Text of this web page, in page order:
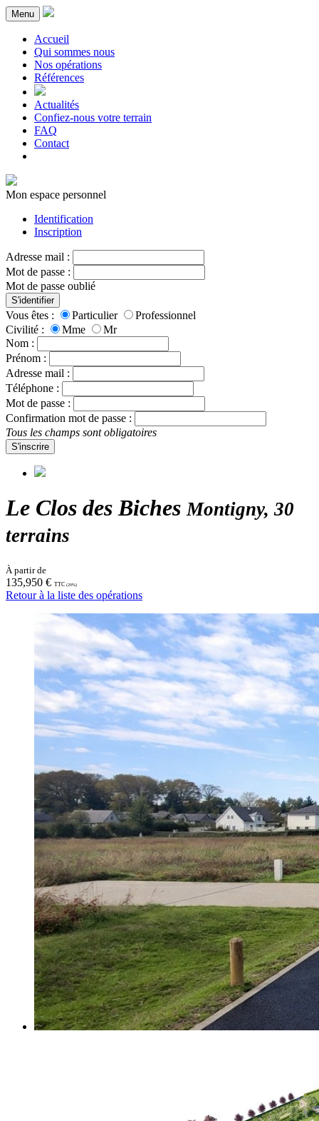
Menu
Accueil
Qui sommes nous
Nos opérations
Références
Actualités
Confiez-nous votre terrain
FAQ
Contact
Mon espace personnel
Identification
Inscription
Adresse mail :
Mot de passe :
Mot de passe oublié
S'identifier
Vous êtes : Particulier
Professionnel
Civilité :
Mme
Mr
Nom :
Prénom :
Adresse mail :
Téléphone :
Mot de passe :
Confirmation mot de passe :
Tous les champs sont obligatoires
S'inscrire
Le Clos des Biches Montigny, 30
terrains
À partir de
135,950 € TTC (20%)
Retour à la liste des opérations